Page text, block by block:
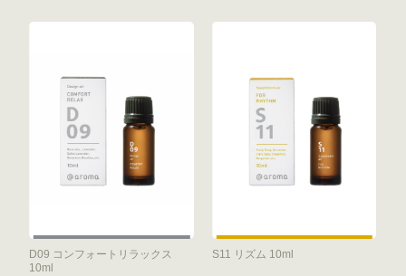
D09 コンフォートリラックス
10ml
S11 リズム 10ml